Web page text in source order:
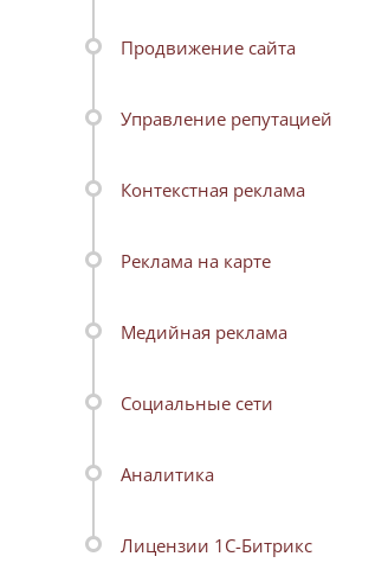
Продвижение сайта
Управление репутацией
Контекстная реклама
Реклама на карте
Медийная реклама
Социальные сети
Аналитика
Лицензии 1С-Битрикс